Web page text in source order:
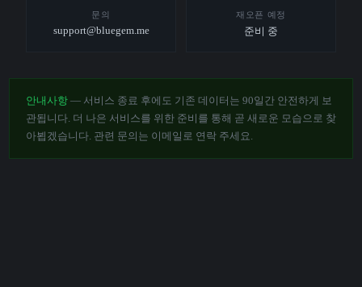
문의
support@bluegem.me
재오픈 예정
준비 중
안내사항 — 서비스 종료 후에도 기존 데이터는 90일간 안전하게 보
관됩니다. 더 나은 서비스를 위한 준비를 통해 곧 새로운 모습으로 찾
아뵙겠습니다. 관련 문의는 이메일로 연락 주세요.